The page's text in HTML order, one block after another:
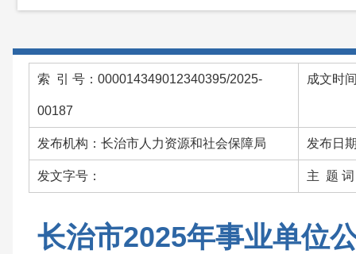
索 引 号：000014349012340395/2025-
00187
成文时
发布机构：长治市人力资源和社会保障局 发布日
发文字号： 主 题 词
长治市2025年事业单位